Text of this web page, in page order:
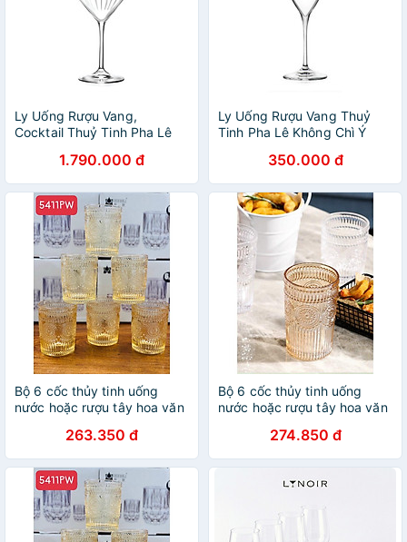
Ly Uống Rượu Vang,
Cocktail Thuỷ Tinh Pha Lê
Timeless - Timeless Wine
Glass 650 ml
1.790.000 đ
Ly Uống Rượu Vang Thuỷ
Tinh Pha Lê Không Chì Ý
Invino Goblet 330 ml
350.000 đ
Bộ 6 cốc thủy tinh uống
nước hoặc rượu tây hoa văn
263.350 đ
Bộ 6 cốc thủy tinh uống
nước hoặc rượu tây hoa văn
274.850 đ